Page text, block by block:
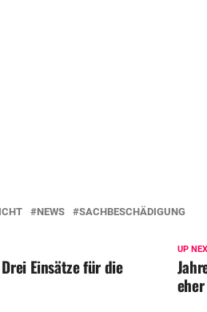
NEWS SACHBESCHÄDIGUNG
UP
Einsätze für die